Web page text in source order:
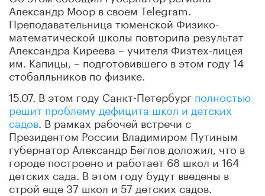
Александр Моор в своем Telegram.
Преподавательница тюменской Физико-
математической школы повторила результат
Александра Киреева – учителя Физтех-лицея
им. Капицы, – подготовившего в этом году 14
стобалльников по физике.
15.07. В этом году Санкт-Петербург полностью
решит проблему дефицита школ и детских
садов . В рамках рабочей встречи с
Президентом России Владимиром Путиным
губернатор Александр Беглов доложил, что в
городе построено и работает 68 школ и 164
детских сада. В этом году будут введены в
строй еще 37 школ и 57 детских садов.